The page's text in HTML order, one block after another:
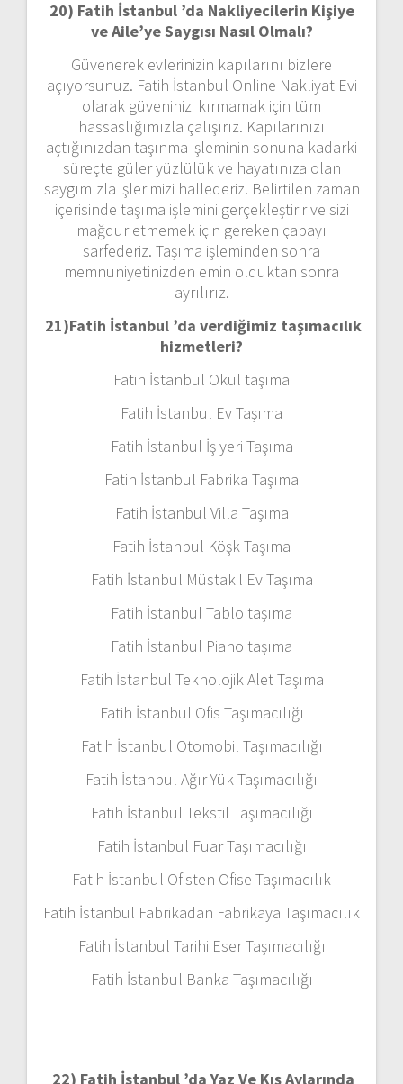
20) Fatih İstanbul ’da Nakliyecilerin Kişiye
ve Aile’ye Saygısı Nasıl Olmalı?
Güvenerek evlerinizin kapılarını bizlere
açıyorsunuz. Fatih İstanbul Online Nakliyat Evi
olarak güveninizi kırmamak için tüm
hassaslığımızla çalışırız. Kapılarınızı
açtığınızdan taşınma işleminin sonuna kadarki
süreçte güler yüzlülük ve hayatınıza olan
saygımızla işlerimizi hallederiz. Belirtilen zaman
içerisinde taşıma işlemini gerçekleştirir ve sizi
mağdur etmemek için gereken çabayı
sarfederiz. Taşıma işleminden sonra
memnuniyetinizden emin olduktan sonra
ayrılırız.
21)Fatih İstanbul ’da verdiğimiz taşımacılık
hizmetleri?
Fatih İstanbul Okul taşıma
Fatih İstanbul Ev Taşıma
Fatih İstanbul İş yeri Taşıma
Fatih İstanbul Fabrika Taşıma
Fatih İstanbul Villa Taşıma
Fatih İstanbul Köşk Taşıma
Fatih İstanbul Müstakil Ev Taşıma
Fatih İstanbul Tablo taşıma
Fatih İstanbul Piano taşıma
Fatih İstanbul Teknolojik Alet Taşıma
Fatih İstanbul Ofis Taşımacılığı
Fatih İstanbul Otomobil Taşımacılığı
Fatih İstanbul Ağır Yük Taşımacılığı
Fatih İstanbul Tekstil Taşımacılığı
Fatih İstanbul Fuar Taşımacılığı
Fatih İstanbul Ofisten Ofise Taşımacılık
Fatih İstanbul Fabrikadan Fabrikaya Taşımacılık
Fatih İstanbul Tarihi Eser Taşımacılığı
Fatih İstanbul Banka Taşımacılığı
22) Fatih İstanbul ’da Yaz Ve Kış Aylarında